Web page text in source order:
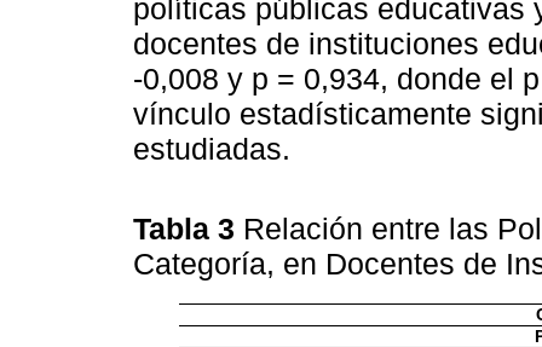
políticas públicas educativas
docentes de instituciones
-0,008 y p = 0,934, donde el
vínculo estadísticamente
estudiadas.
Tabla 3 Relación entre las
Categoría, en Docentes de